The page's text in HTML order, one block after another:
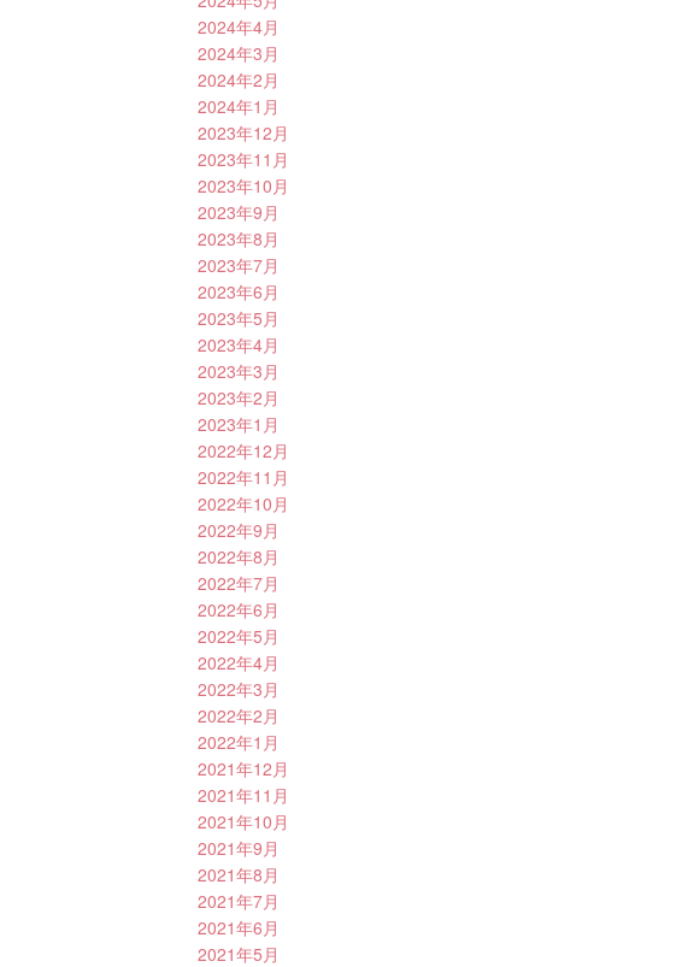
2024年4月
2024年3月
2024年2月
2024年1月
2023年12月
2023年11月
2023年10月
2023年9月
2023年8月
2023年7月
2023年6月
2023年5月
2023年4月
2023年3月
2023年2月
2023年1月
2022年12月
2022年11月
2022年10月
2022年9月
2022年8月
2022年7月
2022年6月
2022年5月
2022年4月
2022年3月
2022年2月
2022年1月
2021年12月
2021年11月
2021年10月
2021年9月
2021年8月
2021年7月
2021年6月
2021年5月